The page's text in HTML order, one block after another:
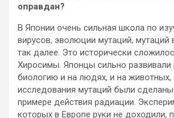
оправдан?
В Японии очень сильная школа по
вирусов, эволюции мутаций, мутаций
так далее. Это исторически
Хиросимы. Японцы сильно
биологию и на людях, и на животных,
исследования мутаций были
примере действия радиации.
которых в Европе руки не доходили,